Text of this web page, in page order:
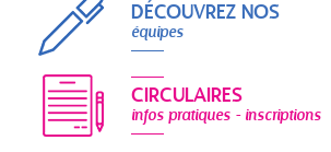
DÉCOUVREZ NOS
équipes
CIRCULAIRES
infos pratiques - inscriptions